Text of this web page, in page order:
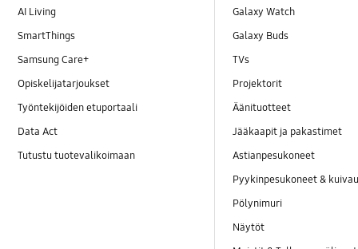
AI Living
SmartThings
Samsung Care+
Opiskelijatarjoukset
Työntekijöiden etuportaali
Data Act
Tutustu tuotevalikoimaan
Galaxy Watch
Galaxy Buds
TVs
Projektorit
Äänituotteet
Jääkaapit ja pakastimet
Astianpesukoneet
Pyykinpesukoneet &
Pölynimuri
Näytöt